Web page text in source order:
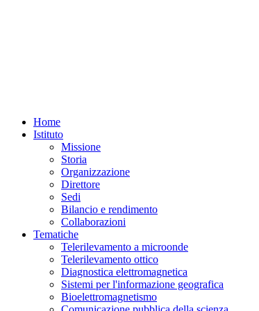
Home
Istituto
Missione
Storia
Organizzazione
Direttore
Sedi
Bilancio e rendimento
Collaborazioni
Tematiche
Telerilevamento a microonde
Telerilevamento ottico
Diagnostica elettromagnetica
Sistemi per l'informazione geografica
Bioelettromagnetismo